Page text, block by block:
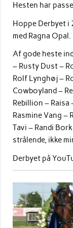
Hesten har
Hoppe Derbyet i
med Ragna Opal.
Af gode heste
– Rusty Dust –
Rolf Lynghøj –
Cowboyland –
Rebillion – Raisa
Rasmine Vang –
Tavi – Randi
strålende, ikke
Derbyet på